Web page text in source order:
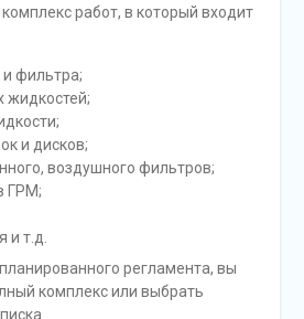
работ, в который входит
фильтра;
жидкостей;
и дисков;
воздушного фильтров;
ГРМ;
и т.д.
регламента, вы
комплекс или выбрать